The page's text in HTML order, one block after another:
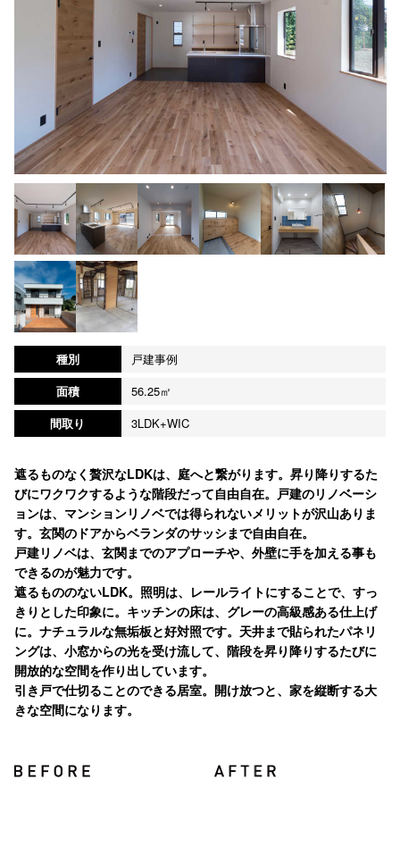
種別
戸建事例
面積
56.25㎡
間取り
3LDK+WIC
遮るものなく贅沢なLDKは、庭へと繋がります。昇り降りするた
びにワクワクするような階段だって自由自在。戸建のリノベーシ
ョンは、マンションリノベでは得られないメリットが沢山ありま
す。玄関のドアからベランダのサッシまで自由自在。
戸建リノベは、玄関までのアプローチや、外壁に手を加える事も
できるのが魅力です。
遮るもののないLDK。照明は、レールライトにすることで、すっ
きりとした印象に。キッチンの床は、グレーの高級感ある仕上げ
に。ナチュラルな無垢板と好対照です。天井まで貼られたパネリ
ングは、小窓からの光を受け流して、階段を昇り降りするたびに
開放的な空間を作り出しています。
引き戸で仕切ることのできる居室。開け放つと、家を縦断する大
きな空間になります。